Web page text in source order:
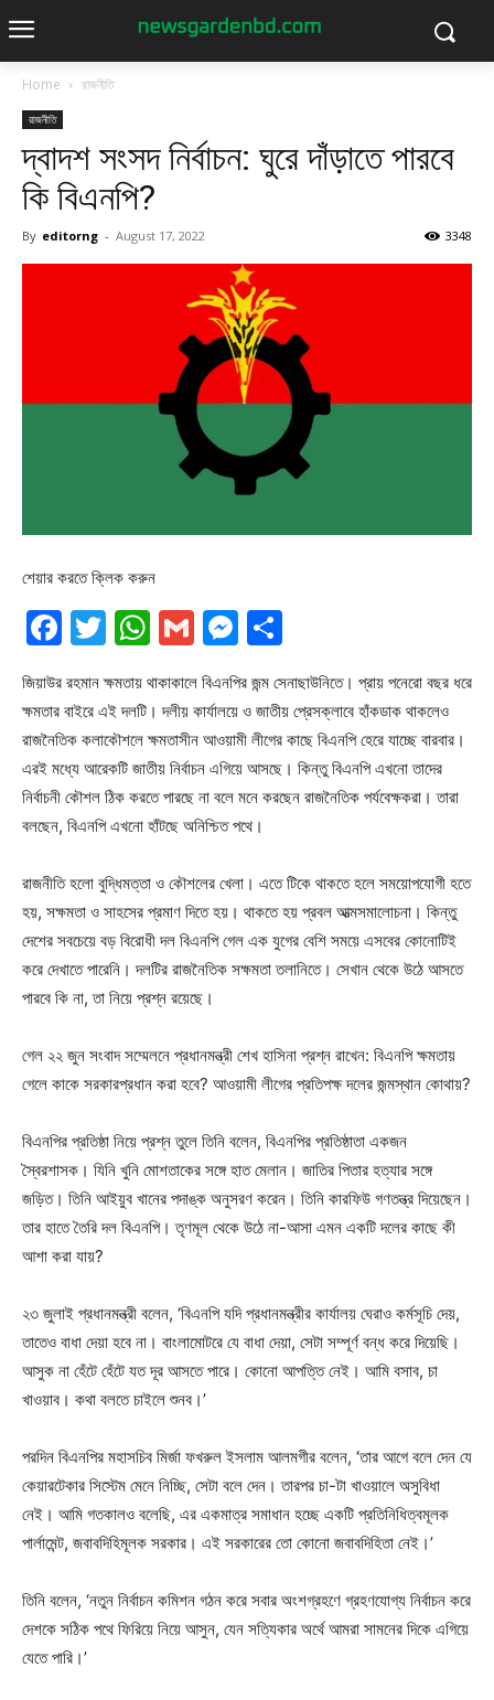
Home রাজনীতি
রাজনীতি
দ্বাদশ সংসদ নির্বাচন: ঘুরে দাঁড়াতে পারবে
কি বিএনপি?
By editorng - August 17, 2022 3348
শেয়ার করতে ক্লিক করুন
Facebook
Twitter
WhatsApp
GmailMessenger
জিয়াউর রহমান ক্ষমতায় থাকাকালে বিএনপির জন্ম সেনাছাউনিতে। প্রায় পনেরো বছর ধরে
ক্ষমতার বাইরে এই দলটি। দলীয় কার্যালয়ে ও জাতীয় প্রেসক্লাবে হাঁকডাক থাকলেও
রাজনৈতিক কলাকৌশলে ক্ষমতাসীন আওয়ামী লীগের কাছে বিএনপি হেরে যাচ্ছে বারবার।
এরই মধ্যে আরেকটি জাতীয় নির্বাচন এগিয়ে আসছে। কিন্তু বিএনপি এখনো তাদের
নির্বাচনী কৌশল ঠিক করতে পারছে না বলে মনে করছেন রাজনৈতিক পর্যবেক্ষকরা। তারা
বলছেন, বিএনপি এখনো হাঁটছে অনিশ্চিত পথে।
রাজনীতি হলো বুদ্ধিমত্তা ও কৌশলের খেলা। এতে টিকে থাকতে হলে সময়োপযোগী হতে
হয়, সক্ষমতা ও সাহসের প্রমাণ দিতে হয়। থাকতে হয় প্রবল আত্মসমালোচনা। কিন্তু
দেশের সবচেয়ে বড় বিরোধী দল বিএনপি গেল এক যুগের বেশি সময়ে এসবের কোনোটিই
করে দেখাতে পারেনি। দলটির রাজনৈতিক সক্ষমতা তলানিতে। সেখান থেকে উঠে আসতে
পারবে কি না, তা নিয়ে প্রশ্ন রয়েছে।
গেল ২২ জুন সংবাদ সম্মেলনে প্রধানমন্ত্রী শেখ হাসিনা প্রশ্ন রাখেন: বিএনপি ক্ষমতায়
গেলে কাকে সরকারপ্রধান করা হবে? আওয়ামী লীগের প্রতিপক্ষ দলের জন্মস্থান কোথায়?
বিএনপির প্রতিষ্ঠা নিয়ে প্রশ্ন তুলে তিনি বলেন, বিএনপির প্রতিষ্ঠাতা একজন
স্বৈরশাসক। যিনি খুনি মোশতাকের সঙ্গে হাত মেলান। জাতির পিতার হত্যার সঙ্গে
জড়িত। তিনি আইয়ুব খানের পদাঙ্ক অনুসরণ করেন। তিনি কারফিউ গণতন্ত্র দিয়েছেন।
তার হাতে তৈরি দল বিএনপি। তৃণমূল থেকে উঠে না-আসা এমন একটি দলের কাছে কী
আশা করা যায়?
২৩ জুলাই প্রধানমন্ত্রী বলেন, ‘বিএনপি যদি প্রধানমন্ত্রীর কার্যালয় ঘেরাও কর্মসূচি দেয়,
তাতেও বাধা দেয়া হবে না। বাংলামোটরে যে বাধা দেয়া, সেটা সম্পূর্ণ বন্ধ করে দিয়েছি।
আসুক না হেঁটে হেঁটে যত দূর আসতে পারে। কোনো আপত্তি নেই। আমি বসাব, চা
খাওয়াব। কথা বলতে চাইলে শুনব।’
পরদিন বিএনপির মহাসচিব মির্জা ফখরুল ইসলাম আলমগীর বলেন, ‘তার আগে বলে দেন যে
কেয়ারটেকার সিস্টেম মেনে নিচ্ছি, সেটা বলে দেন। তারপর চা-টা খাওয়ালে অসুবিধা
নেই। আমি গতকালও বলেছি, এর একমাত্র সমাধান হচ্ছে একটি প্রতিনিধিত্বমূলক
পার্লামেন্ট, জবাবদিহিমূলক সরকার। এই সরকারের তো কোনো জবাবদিহিতা নেই।’
তিনি বলেন, ‘নতুন নির্বাচন কমিশন গঠন করে সবার অংশগ্রহণে গ্রহণযোগ্য নির্বাচন করে
দেশকে সঠিক পথে ফিরিয়ে নিয়ে আসুন, যেন সত্যিকার অর্থে আমরা সামনের দিকে এগিয়ে
যেতে পারি।’